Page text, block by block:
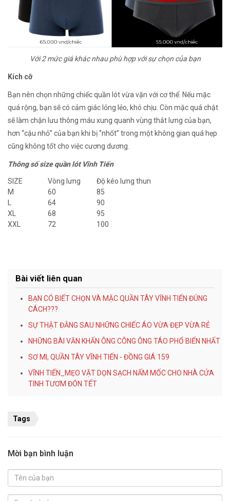
Với 2 mức giá khác nhau phù hợp với sự chọn của bạn
Kích cỡ
Bạn nên chọn những chiếc quần lót vừa vặn với cơ thể. Nếu mặc
quá rộng, bạn sẽ có cảm giác lỏng lẻo, khó chịu. Còn mặc quá chật
sẽ làm chặn lưu thông máu xung quanh vùng thắt lưng của bạn,
hơn “cậu nhỏ” của bạn khi bị ‘’nhốt’’ trong một không gian quá hẹp
cũng không tốt cho việc cương dương.
Thông số size quần lót Vĩnh Tiến
SIZE Vòng lưng
Độ kéo lưng thun
M
60
85
64
90
XL
68
95
XXL
72 100
Bài viết liên quan
BẠN CÓ BIẾT CHỌN VÀ MẶC QUẦN TÂY VĨNH TIẾN ĐÚNG
CÁCH???
SỰ THẬT ĐẰNG SAU NHỮNG CHIẾC ÁO VỪA ĐẸP VỪA RẺ
NHỮNG BÀI VĂN KHẤN ÔNG CÔNG ÔNG TÁO PHỔ BIẾN NHẤT
SƠ MI, QUẦN TÂY VĨNH TIẾN - ĐỒNG GIÁ 159
VĨNH TIẾN_MẸO VẶT DỌN SẠCH NẤM MỐC CHO NHÀ CỬA
TINH TƯƠM ĐÓN TẾT
Tags
Mời bạn bình luận